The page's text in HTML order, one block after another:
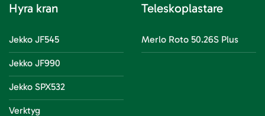
Hyra kran
Jekko JF545
Jekko JF990
Jekko SPX532
Verktyg
Teleskoplastare
Merlo Roto 50.26S Plus